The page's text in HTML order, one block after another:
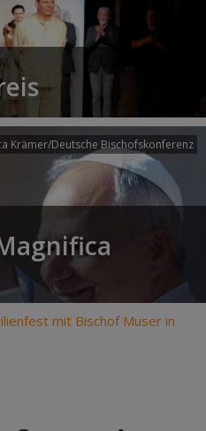
Krämer/Deutsche Bischofskonferenz
mit Bischof Muser in